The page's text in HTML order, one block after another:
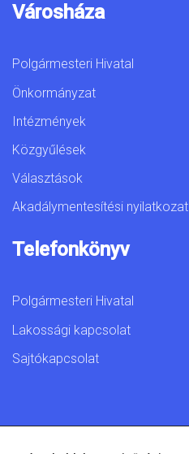
Városháza
Polgármesteri Hivatal
Önkormányzat
Intézmények
Közgyűlések
Választások
Akadálymentesítési nyilatkozat
Telefonkönyv
Polgármesteri Hivatal
Lakossági kapcsolat
Sajtókapcsolat